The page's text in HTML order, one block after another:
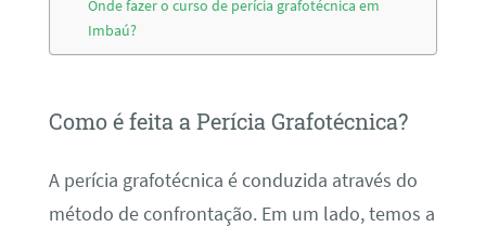
Onde fazer o curso de perícia grafotécnica em
Imbaú?
Como é feita a Perícia Grafotécnica?
A perícia grafotécnica é conduzida através do
método de confrontação. Em um lado, temos a